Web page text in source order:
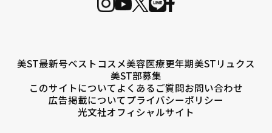
美ST最新号ベストコスメ美容医療更年期美STリュクス
美ST部募集
このサイトについてよくあるご質問お問い合わせ
広告掲載についてプライバシーポリシー
光文社オフィシャルサイト